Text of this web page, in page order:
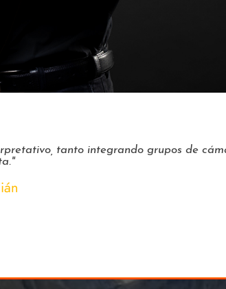
tanto integrando grupos de